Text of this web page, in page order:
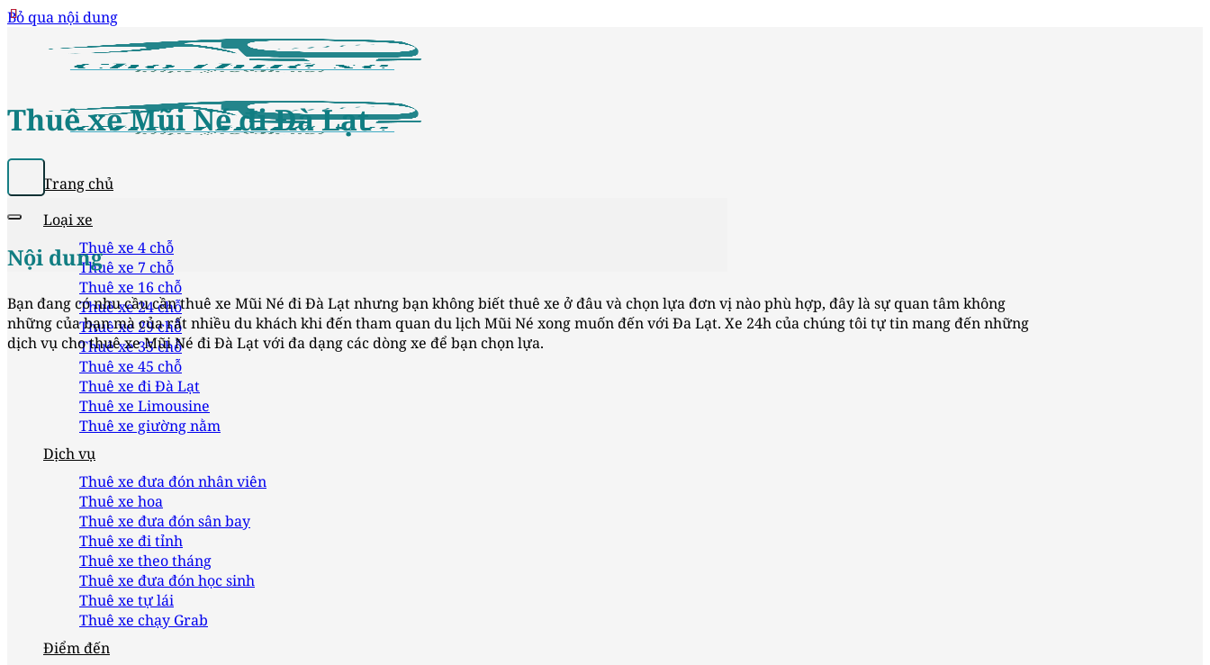
Bỏ qua nội dung
Trang chủ
Loại xe
Thuê xe 4 chỗ
Thuê xe 7 chỗ
Thuê xe 16 chỗ
Thuê xe 24 chỗ
Thuê xe 29 chỗ
Thuê xe 35 chỗ
Thuê xe 45 chỗ
Thuê xe đi Đà Lạt
Thuê xe Limousine
Thuê xe giường nằm
Dịch vụ
Thuê xe đưa đón nhân viên
Thuê xe hoa
Thuê xe đưa đón sân bay
Thuê xe đi tỉnh
Thuê xe theo tháng
Thuê xe đưa đón học sinh
Thuê xe tự lái
Thuê xe chạy Grab
Điểm đến
Thuê xe Mũi Né đi Đà Lạt
Nội dung
Bạn đang có nhu cầu cần thuê xe Mũi Né đi Đà Lạt nhưng bạn không biết thuê xe ở đâu và chọn lựa đơn vị nào phù hợp, đây là sự quan tâm không
những của bạn mà của rất nhiều du khách khi đến tham quan du lịch Mũi Né xong muốn đến với Đa Lạt. Xe 24h của chúng tôi tự tin mang đến những
dịch vụ cho thuê xe Mũi Né đi Đà Lạt với đa dạng các dòng xe để bạn chọn lựa.